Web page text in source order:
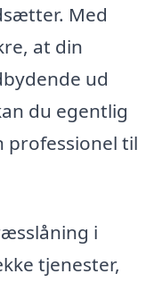
Med
at din
ud
du egentlig
til
i
tjenester,